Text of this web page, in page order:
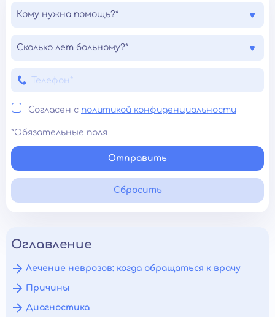
Кому нужна помощь?*
Сколько лет больному?*
Согласен с политикой конфиденциальности
*Обязательные поля
Отправить
Сбросить
Оглавление
Лечение неврозов: когда обращаться к врачу
Причины
Диагностика